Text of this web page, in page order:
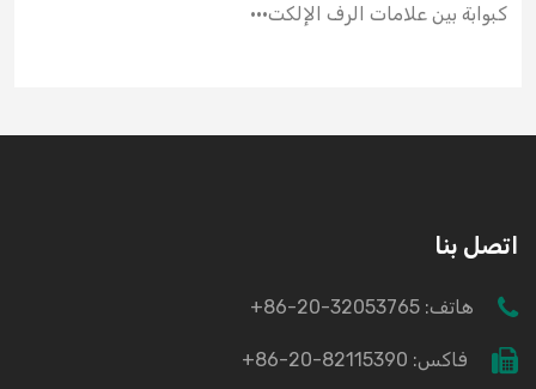
كبوابة بين علامات الرف الإلكت···
اتصل بنا
هاتف: +86-20-32053765
فاكس: +86-20-82115390